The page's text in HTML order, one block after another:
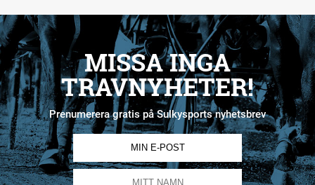
MISSA INGA
TRAVNYHETER!
Prenumerera gratis på Sulkysports nyhetsbrev